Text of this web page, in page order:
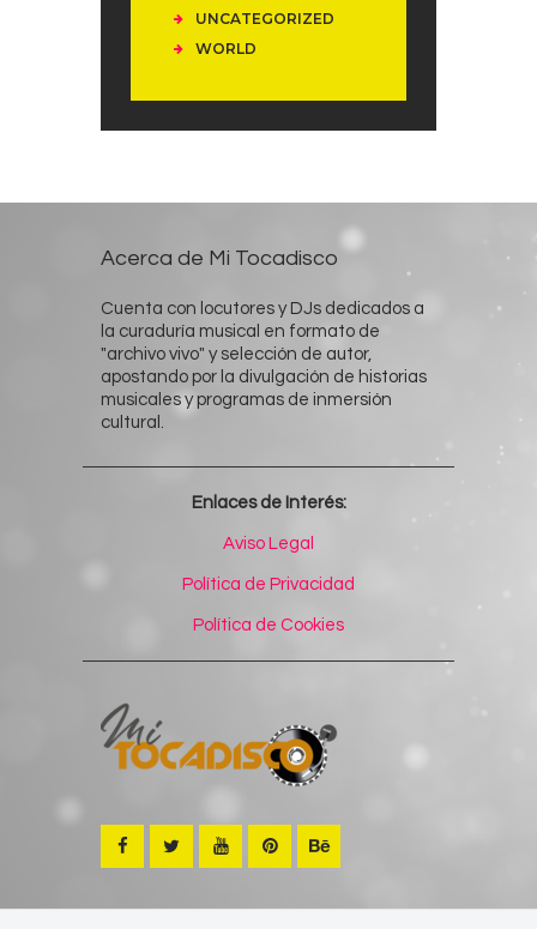
UNCATEGORIZED
WORLD
Acerca de Mi Tocadisco
Cuenta con locutores y DJs dedicados a
la curaduría musical en formato de
"archivo vivo" y selección de autor,
apostando por la divulgación de historias
musicales y programas de inmersión
cultural.
Enlaces de Interés:
Aviso Legal
Política de Privacidad
Política de Cookies